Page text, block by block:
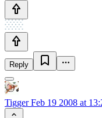
Reply
TiggerFeb 19 2008 at